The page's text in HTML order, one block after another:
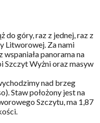
do góry, raz z jednej, raz z
Litworowej. Za nami
panorama na
Szczyt Wyżni oraz masyw
nad brzeg
Staw położony jest na
Szczytu, ma 1,87